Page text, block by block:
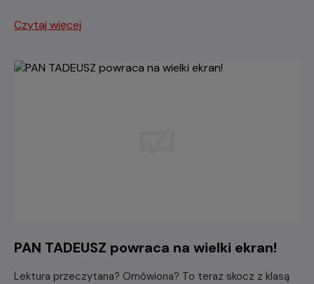
Czytaj więcej
PAN TADEUSZ powraca na wielki ekran!
Lektura przeczytana? Omówiona? To teraz skocz z klasą